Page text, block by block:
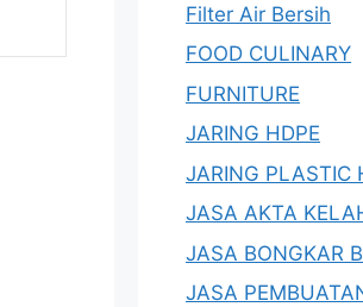
Filter Air Bersih
FOOD CULINARY
FURNITURE
JARING HDPE
JARING PLASTIC
JASA AKTA
JASA BONGKAR
JASA